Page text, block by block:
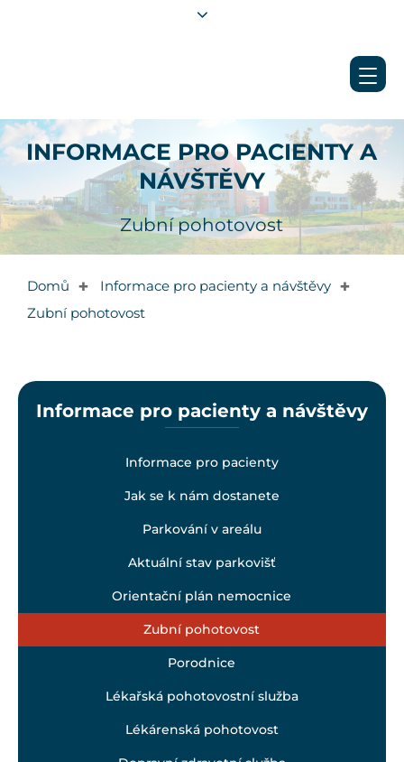
INFORMACE PRO PACIENTY A
NÁVŠTĚVY
Zubní pohotovost
Domů ✚ Informace pro pacienty a návštěvy ✚
Zubní pohotovost
Informace pro pacienty a návštěvy
Informace pro pacienty
Jak se k nám dostanete
Parkování v areálu
Aktuální stav parkovišť
Orientační plán nemocnice
Zubní pohotovost
Porodnice
Lékařská pohotovostní služba
Lékárenská pohotovost